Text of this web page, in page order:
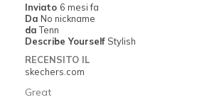
Inviato 6 mesi fa
Da No nickname
da Tenn
Describe Yourself Stylish
RECENSITO IL
skechers.com
Great